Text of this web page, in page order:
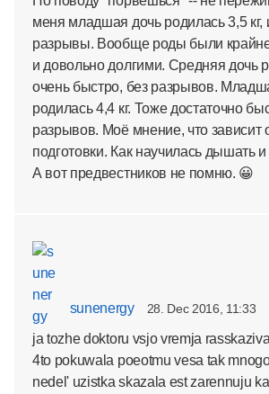
меня младшая дочь родилась 3,5 кг,
разрывы. Вообще роды были
и довольно долгими. Средняя дочь
очень быстро, без разрывов.
родилась 4,4 кг. Тоже достаточно
разрывов. Моё мнение, что зависит
подготовки. Как научилась дышать
А вот предвестников не помню. 😀
sunenergy 28. Dec 2016, 11:33
ja tozhe doktoru vsjo vremja
4to pokuwala poeotmu vesa tak
nedel' uzistka skazala est zarennuju